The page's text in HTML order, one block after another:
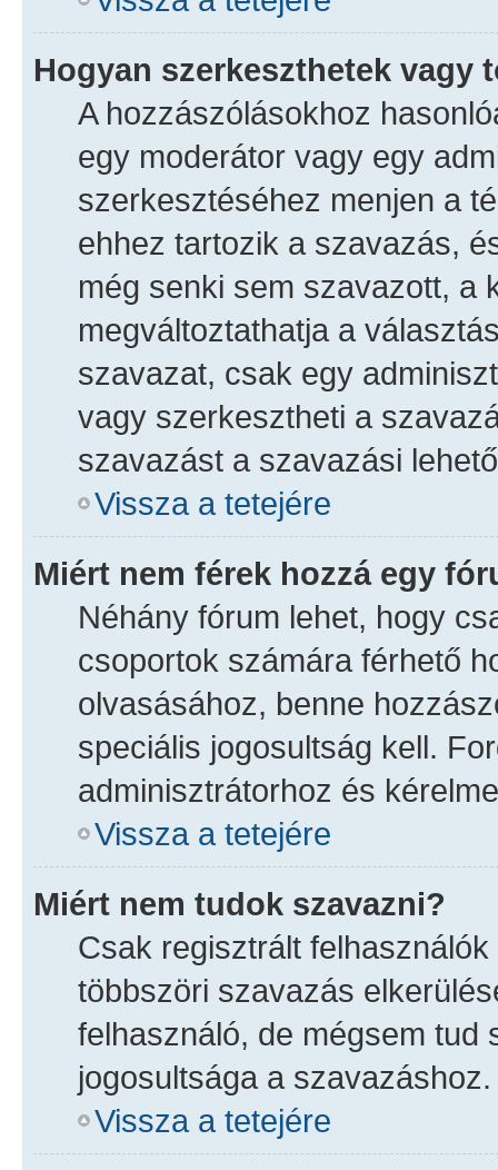
Hogyan szerkeszthetek vagy
A hozzászólásokhoz
egy moderátor vagy egy
szerkesztéséhez menjen a
ehhez tartozik a szavazás,
még senki sem szavazott, a
megváltoztathatja a
szavazat, csak egy
vagy szerkesztheti a
szavazást a szavazási
Vissza a tetejére
Miért nem férek hozzá egy
Néhány fórum lehet, hogy
csoportok számára férhető
olvasásához, benne
speciális jogosultság kell.
adminisztrátorhoz és
Vissza a tetejére
Miért nem tudok szavazni?
Csak regisztrált
többszöri szavazás
felhasználó, de mégsem
jogosultsága a szavazáshoz.
Vissza a tetejére